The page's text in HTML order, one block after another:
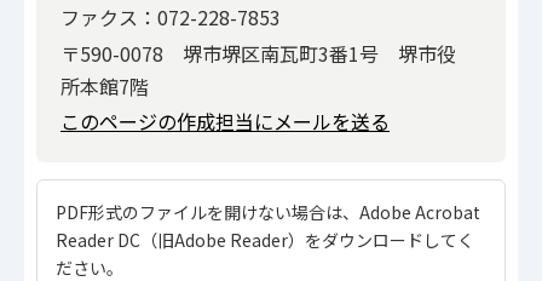
ファクス：072-228-7853
〒590-0078 堺市堺区南瓦町3番1号 堺市役
所本館7階
このページの作成担当にメールを送る
PDF形式のファイルを開けない場合は、Adobe Acrobat
Reader DC（旧Adobe Reader）をダウンロードしてく
ださい。